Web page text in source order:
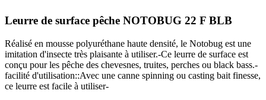
Leurre de surface pêche NOTOBUG 22 F BLB
Réalisé en mousse polyuréthane haute densité, le Notobug est une
imitation d'insecte très plaisante à utiliser.-Ce leurre de surface est
conçu pour les pêche des chevesnes, truites, perches ou black bass.-
facilité d'utilisation::Avec une canne spinning ou casting bait finesse,
ce leurre est facile à utiliser-